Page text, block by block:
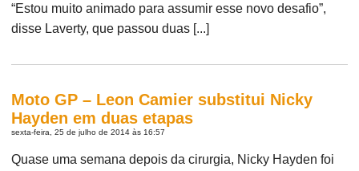
“Estou muito animado para assumir esse novo desafio”,
disse Laverty, que passou duas [...]
Moto GP – Leon Camier substitui Nicky
Hayden em duas etapas
sexta-feira, 25 de julho de 2014 às 16:57
Quase uma semana depois da cirurgia, Nicky Hayden foi